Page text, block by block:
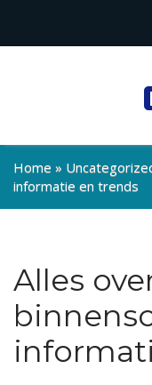
Home »
informatie en trends
Alles